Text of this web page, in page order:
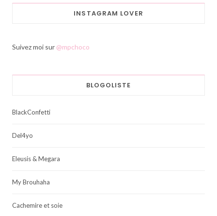
INSTAGRAM LOVER
Suivez moi sur @mpchoco
BLOGOLISTE
BlackConfetti
Del4yo
Eleusis & Megara
My Brouhaha
Cachemire et soie